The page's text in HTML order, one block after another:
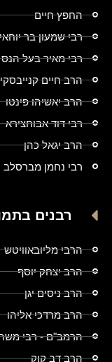
החפץ חיים
רבי שמעון בר
רבי מאיר בעל הנס
הרב חיים קנייבסקי
הרב יאשיהו פינטו
רבי דוד אבוחצירא
הרב יגאל כהן
רבי נחמן מברסלב
רבנים
הרבי מליובאוויטש
הרב יצחק יוסף
הרב ניסים יגן
הרב מרדכי אליהו
הרמב"ם - רבי משה
הרב דב קוק